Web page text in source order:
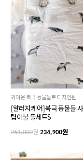
귀여운 북극 동물들로 디자인된 침구입니다.
[알러지케어]북극 동물들
렵이불 풀세트S
261,000원234,900원